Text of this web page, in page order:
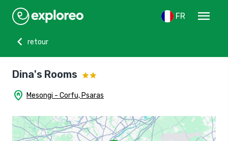
FR
menu
chevron_left
retour
Dina's Rooms
home_pin Mesongi - Corfu, Psaras